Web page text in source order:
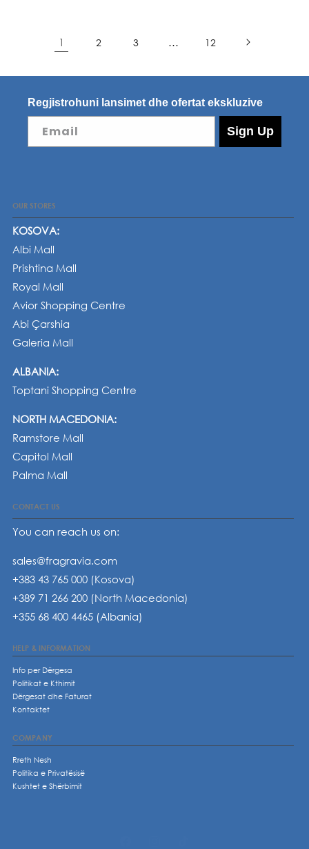
1 2 3 12
Regjistrohuni lansimet dhe ofertat ekskluzive
Email Sign Up
OUR STORES
KOSOVA:
Albi Mall
Prishtina Mall
Royal Mall
Avior Shopping Centre
Abi Çarshia
Galeria Mall
ALBANIA:
Toptani Shopping Centre
NORTH MACEDONIA:
Ramstore Mall
Capitol Mall
Palma Mall
CONTACT US
You can reach us on:
sales@fragravia.com
+383 43 765 000 (Kosova)
+389 71 266 200 (North Macedonia)
+355 68 400 4465 (Albania)
HELP & INFORMATION
Info per Dërgesa
Politikat e Kthimit
Dërgesat dhe Faturat
Kontaktet
COMPANY
Rreth Nesh
Politika e Privatësisë
Kushtet e Shërbimit